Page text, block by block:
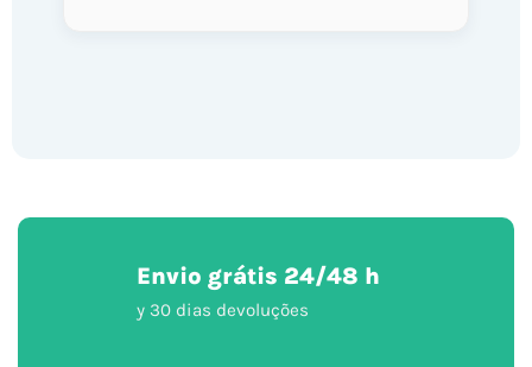
Envio grátis 24/48 h
y 30 dias devoluções